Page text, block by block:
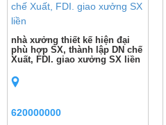
nhà xưởng thiết kế hiện đại
phù hợp SX, thành lập DN chế
Xuất, FDI. giao xưởng SX liền
620000000